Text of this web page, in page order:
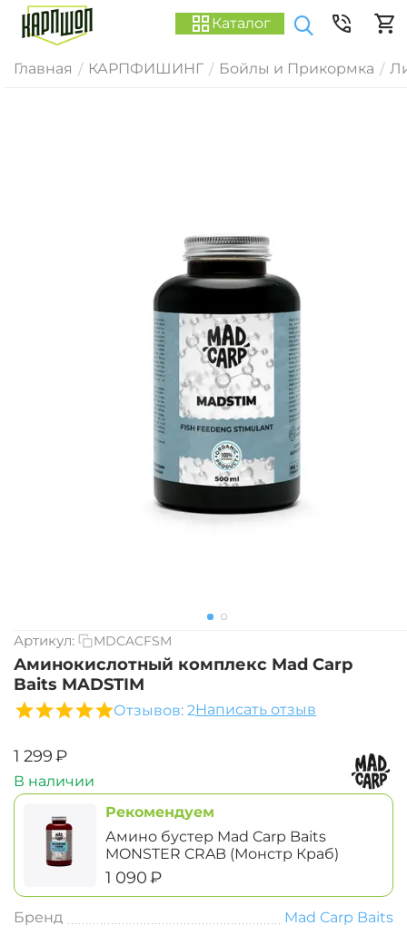
Каталог
Главная / КАРПФИШИНГ / Бойлы и Прикормка /
Артикул: MDCACFSM
Аминокислотный комплекс Mad Carp
Baits MADSTIM
Отзывов: 2Написать отзыв
‍1 299‍₽
В наличии
Рекомендуем
Амино бустер Mad Carp Baits
MONSTER CRAB (Монстр Краб)
‍1 090‍₽
Бренд Mad Carp Baits